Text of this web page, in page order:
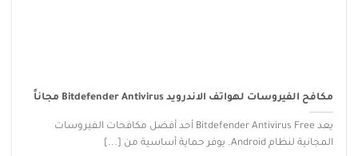
مكافح الفيروسات لهواتف الاندرويد Bitdefender Antivirus مجاناً
يعد Bitdefender Antivirus Free أحد أفضل مكافحات الفيروسات
المجانية لنظام Android. يوفر حماية أساسية من [...]